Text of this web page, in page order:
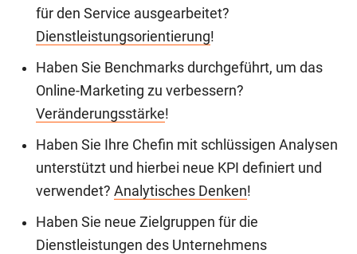
für den Service ausgearbeitet?
Dienstleistungsorientierung!
Haben Sie Benchmarks durchgeführt, um das
Online-Marketing zu verbessern?
Veränderungsstärke!
Haben Sie Ihre Chefin mit schlüssigen Analysen
unterstützt und hierbei neue KPI definiert und
verwendet? Analytisches Denken!
Haben Sie neue Zielgruppen für die
Dienstleistungen des Unternehmens